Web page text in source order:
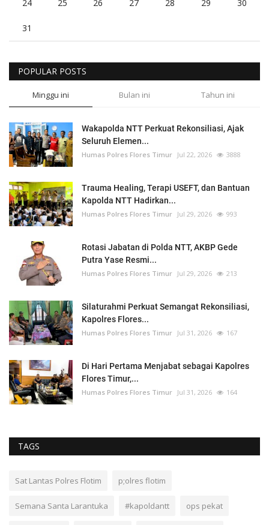
24 25 26 27 28 29 30
31
POPULAR POSTS
Minggu ini Bulan ini Tahun ini
Wakapolda NTT Perkuat Rekonsiliasi, Ajak
Seluruh Elemen...
Humas Polres Flores Timur Jul 22, 2026 3888
Trauma Healing, Terapi USEFT, dan Bantuan
Kapolda NTT Hadirkan...
Humas Polres Flores Timur Jul 29, 2026 993
Rotasi Jabatan di Polda NTT, AKBP Gede
Putra Yase Resmi...
Humas Polres Flores Timur Jul 29, 2026 213
Silaturahmi Perkuat Semangat Rekonsiliasi,
Kapolres Flores...
Humas Polres Flores Timur Jul 31, 2026 167
Di Hari Pertama Menjabat sebagai Kapolres
Flores Timur,...
Humas Polres Flores Timur Jul 31, 2026 164
TAGS
Sat Lantas Polres Flotim p;olres flotim
Semana Santa Larantuka #kapoldantt ops pekat